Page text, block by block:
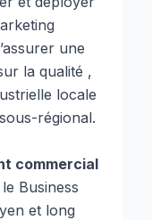
une
la qualité ,
locale
régional.
commercial
Business
et long